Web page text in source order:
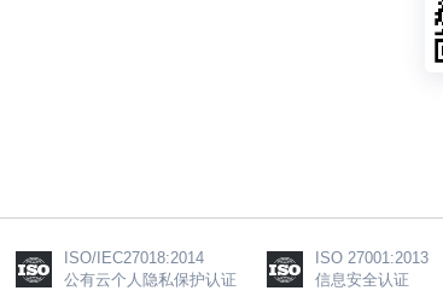
ISO 27001:2013
信息安全认证
ISO/IEC27018:2014
公有云个人隐私保护认证